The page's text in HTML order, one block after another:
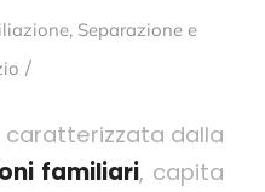
, Separazione e
/
dalla
familiari, capita